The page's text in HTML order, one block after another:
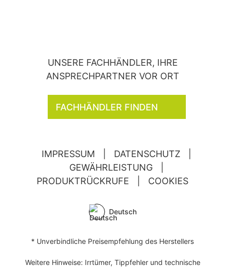
UNSERE FACHHÄNDLER, IHRE
ANSPRECHPARTNER VOR ORT
FACHHÄNDLER FINDEN
IMPRESSUM DATENSCHUTZ
GEWÄHRLEISTUNG
PRODUKTRÜCKRUFE
COOKIES
Deutsch
* Unverbindliche Preisempfehlung des Herstellers
Weitere Hinweise: Irrtümer, Tippfehler und technische